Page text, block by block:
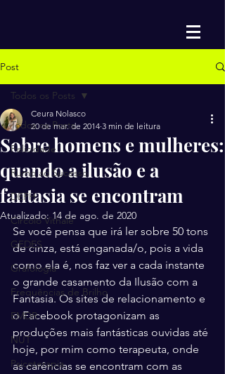
Post
Todos os Posts
Felicidade
Rumo ao Sucesso
DEPH
Circolo Vithale
GEDES
Grafologia
Frequências de Brilho
EMDR
NUT
Psicoterapia
Todos os Posts
Sobre homens e mulheres:
quando a ilusão e a
fantasia se encontram
Ceura Nolasco
20 de mar. de 2014 3 min de leitura
Atualizado:14 de ago. de 2020
Se você pensa que irá ler sobre 50 tons
de cinza, está enganada/o, pois a vida
como ela é, nos faz ver a cada instante
o grande casamento da Ilusão com a
Fantasia. Os sites de relacionamento e
o Facebook protagonizam as
produções mais fantásticas ouvidas até
hoje, por mim como terapeuta, onde
as carências se encontram com as